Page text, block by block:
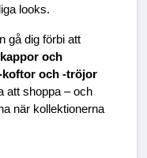
looks.
gå dig förbi att
och
koftor och -tröjor
att shoppa – och
när kollektionerna